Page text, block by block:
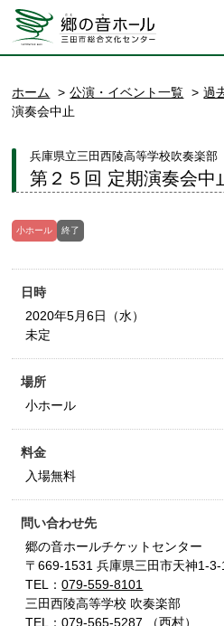
ホーム 公演・イベント一覧 過
演奏会中止
兵庫県立三田西陵高等学校吹奏楽部
第２５回 定期演奏会中
小ホール 終了
日時
2020年5月6日（水）
未定
場所
小ホール
料金
入場無料
問い合わせ先
郷の音ホールチケットセンター
〒669-1531 兵庫県三田市天神1-3-
TEL：079-559-8101
三田西陵高等学校 吹奏楽部
TEL：079-565-5287 （西村）